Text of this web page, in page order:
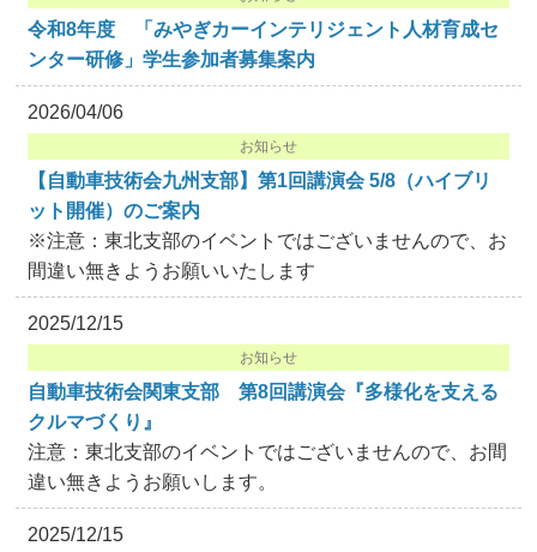
令和8年度 「みやぎカーインテリジェント人材育成セ
ンター研修」学生参加者募集案内
2026/04/06
お知らせ
【自動車技術会九州支部】第1回講演会 5/8（ハイブリ
ット開催）のご案内
※注意：東北支部のイベントではございませんので、お
間違い無きようお願いいたします
2025/12/15
お知らせ
自動車技術会関東支部 第8回講演会『多様化を支える
クルマづくり』
注意：東北支部のイベントではございませんので、お間
違い無きようお願いします。
2025/12/15